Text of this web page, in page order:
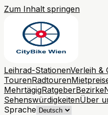
Zum Inhalt springen
Leihrad-StationenVerleih &
TourenRadtouren
MehrtägigRatgeberBezirke
SehenswürdigkeitenÜber
Sprache